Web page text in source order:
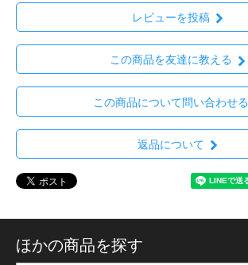
レビューを投稿
この商品を友達に教える
この商品について問い合わせる
返品について
ほかの商品を探す